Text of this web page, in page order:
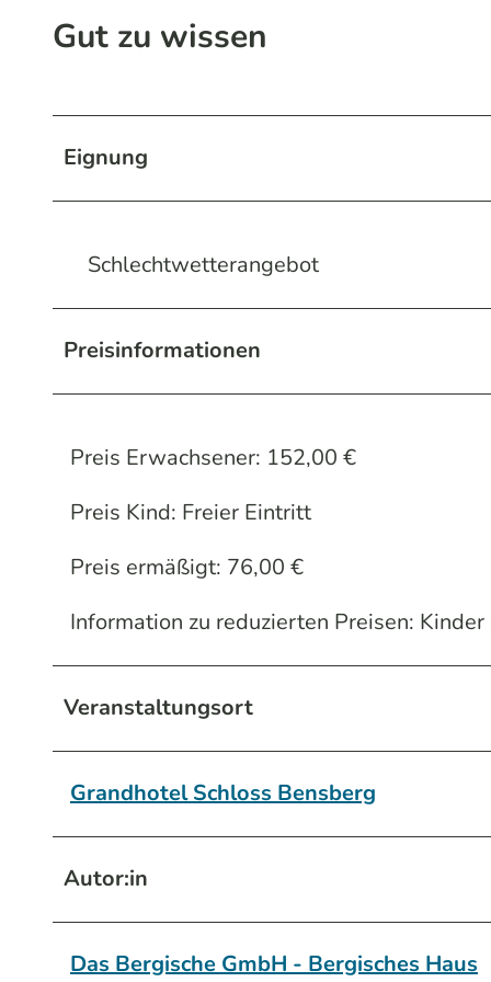
Gut zu wissen
Eignung
Schlechtwetterangebot
Preisinformationen
Preis Erwachsener: 152,00 €
Preis Kind: Freier Eintritt
Preis ermäßigt: 76,00 €
Information zu reduzierten Preisen:
Veranstaltungsort
Grandhotel Schloss Bensberg
Autor:in
Das Bergische GmbH - Bergisches Haus